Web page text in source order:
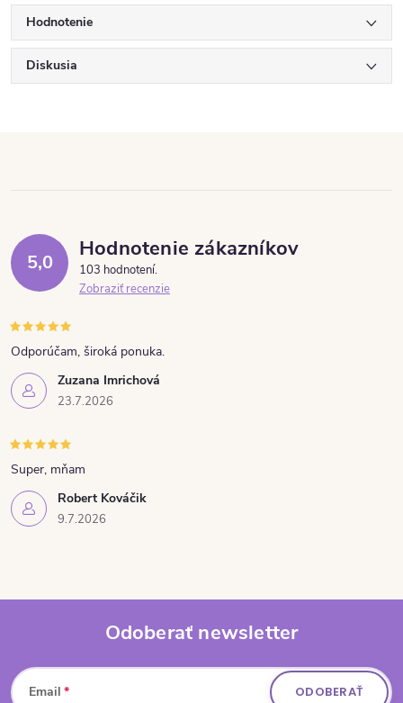
Hodnotenie
Diskusia
5,0
Hodnotenie zákazníkov
103 hodnotení
Zobraziť recenzie
Zuzana Imrichová
23.7.2026
Odporúčam, široká ponuka.
Robert Kováčik
9.7.2026
Super, mňam
Zápätie
Odoberať newsletter
Email ODOBERAŤ